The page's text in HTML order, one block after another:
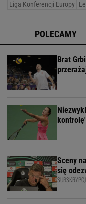
Liga Konferencji Europy
POLECAMY
Brat
kontrolę"
Sceny
się